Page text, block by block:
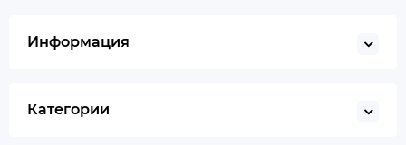
Информация
Категории